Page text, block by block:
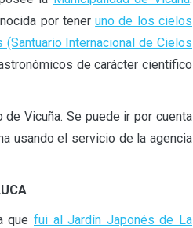
por teneruno de los cielos
Internacional de Cielos
de carácter científico
Vicuña. Se puede ir por cuenta
usando el servicio de la agencia
que fui al Jardín Japonés de La